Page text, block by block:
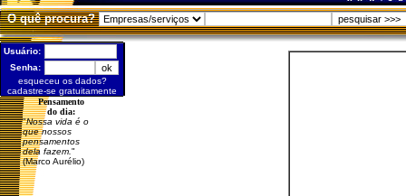
O quê procura?
Usuário:
Senha:
esqueceu os dados?
cadastre-se gratuitamente
Pensamento
do dia:
"Nossa vida é o
que nossos
pensamentos
dela fazem. "
(Marco Aurélio)